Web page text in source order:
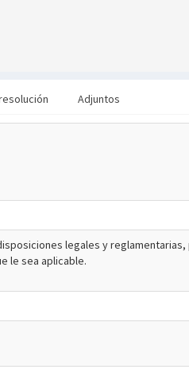
Adjuntos
legales y
le sea aplicable.